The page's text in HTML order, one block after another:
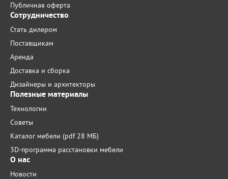
Публичная оферта
Сотрудничество
Стать дилером
Поставщикам
Аренда
Доставка и сборка
Дизайнеры и архитекторы
Полезные материалы
Технологии
Советы
Каталог мебели (pdf 28 МБ)
3D-программа расстановки мебели
О нас
Новости